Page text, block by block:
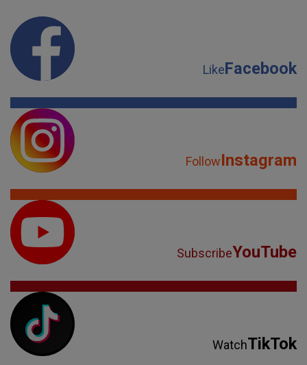
LikeFacebook
FollowInstagram
SubscribeYouTube
WatchTikTok